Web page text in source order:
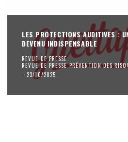
LES PROTECTIONS AUDITIVES :
DEVENU INDISPENSABLE
REVUE DE PRESSE
REVUE DE PRESSE PRÉVENTION DES
· 23/10/2025